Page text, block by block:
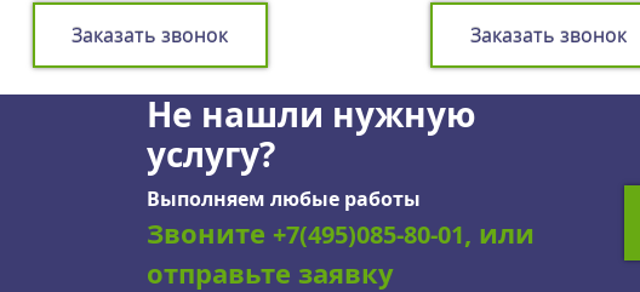
Заказать звонок Заказать звонок
Не нашли нужную
услугу?
Выполняем любые работы
Звоните +7(495)085-80-01, или
отправьте заявку